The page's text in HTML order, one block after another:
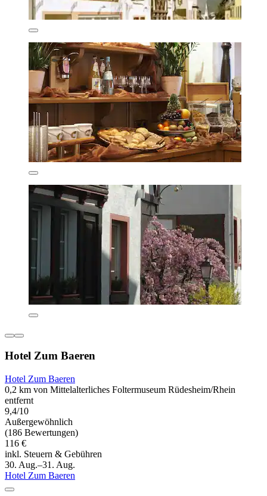
Hotel Zum Baeren
Hotel Zum Baeren
0,2 km von Mittelalterliches Foltermuseum Rüdesheim/Rhein
entfernt
9,4/10
Außergewöhnlich
(186 Bewertungen)
116 €
inkl. Steuern & Gebühren
30. Aug.–31. Aug.
Hotel Zum Baeren